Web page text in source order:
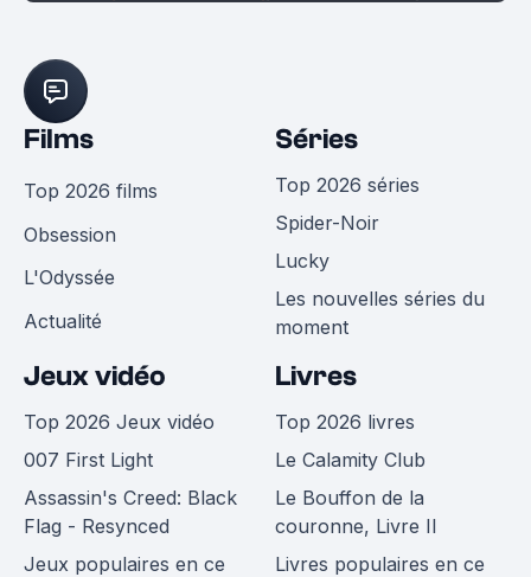
Films
Top 2026 films
Obsession
L'Odyssée
Actualité
Séries
Top 2026 séries
Spider-Noir
Lucky
Les nouvelles séries du
moment
Jeux vidéo
Top 2026 Jeux vidéo
007 First Light
Assassin's Creed: Black
Flag - Resynced
Jeux populaires en ce
Livres
Top 2026 livres
Le Calamity Club
Le Bouffon de la
couronne, Livre II
Livres populaires en ce